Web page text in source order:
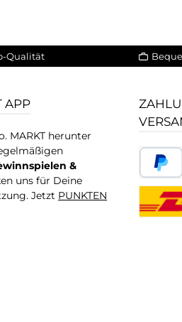
Qualität
APP
MARKT herunter
&
uns für Deine
Jetzt PUNKTEN